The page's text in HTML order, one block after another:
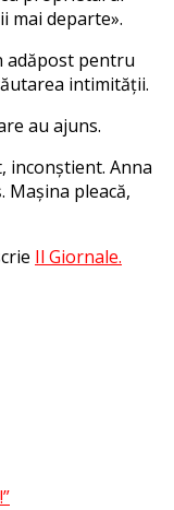
mai departe».
adăpost pentru
intimității.
au ajuns.
inconștient. Anna
Mașina pleacă,
Il Giornale.